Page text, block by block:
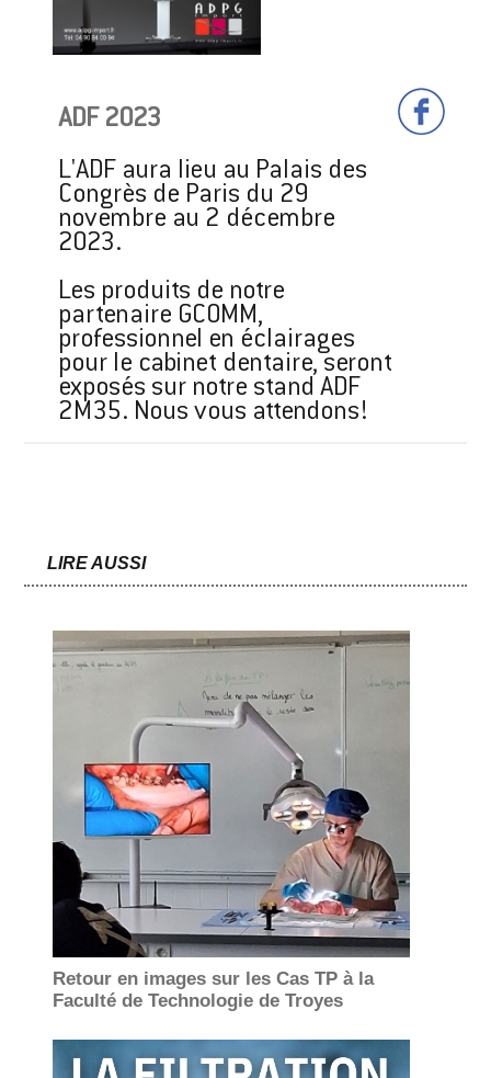
ADF 2023
L'ADF aura lieu au Palais des
Congrès de Paris du 29
novembre au 2 décembre
2023.
Les produits de notre
partenaire GCOMM,
professionnel en éclairages
pour le cabinet dentaire, seront
exposés sur notre stand ADF
2M35. Nous vous attendons!
LIRE AUSSI
Retour en images sur les Cas TP à la
Faculté de Technologie de Troyes